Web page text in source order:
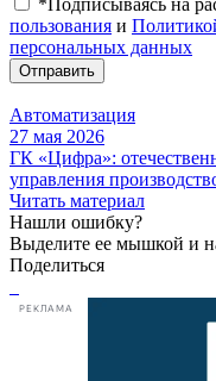
пользования и
персональных данных
Отправить
Автоматизация
27 мая 2026
ГК «Цифра»:
управления
Читать материал
Нашли ошибку?
Выделите ее мышкой и
Поделиться
РЕКЛАМА